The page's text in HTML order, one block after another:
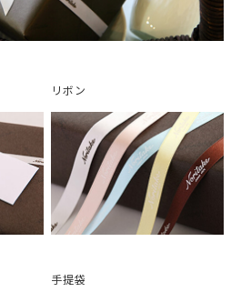
リボン
手提袋